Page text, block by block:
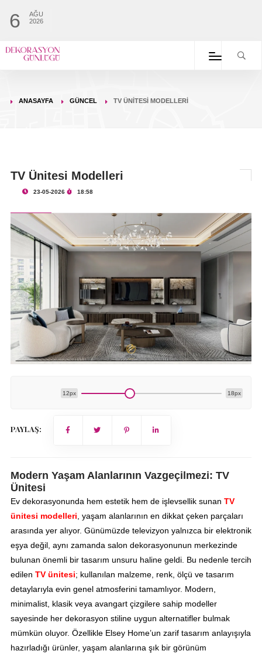
6
AĞU
2026
ANASAYFA GÜNCEL TV ÜNITESI MODELLERI
TV Ünitesi Modelleri
23-05-2026 18:58
12px 18px
PAYLAŞ:
Modern Yaşam Alanlarının Vazgeçilmezi: TV
Ünitesi
Ev dekorasyonunda hem estetik hem de işlevsellik sunan TV
ünitesi modelleri , yaşam alanlarının en dikkat çeken parçaları
arasında yer alıyor. Günümüzde televizyon yalnızca bir elektronik
eşya değil, aynı zamanda salon dekorasyonunun merkezinde
bulunan önemli bir tasarım unsuru haline geldi. Bu nedenle tercih
edilen TV ünitesi; kullanılan malzeme, renk, ölçü ve tasarım
detaylarıyla evin genel atmosferini tamamlıyor. Modern,
minimalist, klasik veya avangart çizgilere sahip modeller
sayesinde her dekorasyon stiline uygun alternatifler bulmak
mümkün oluyor. Özellikle Elsey Home’un zarif tasarım anlayışıyla
hazırladığı ürünler, yaşam alanlarına şık bir görünüm